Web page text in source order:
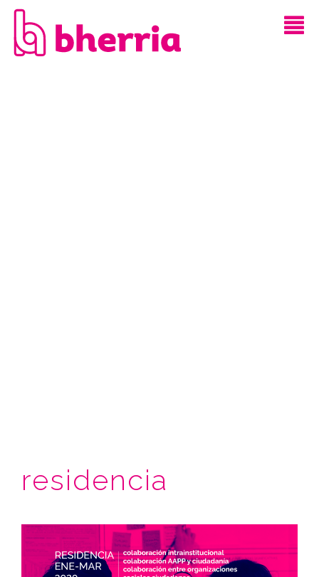
residencia